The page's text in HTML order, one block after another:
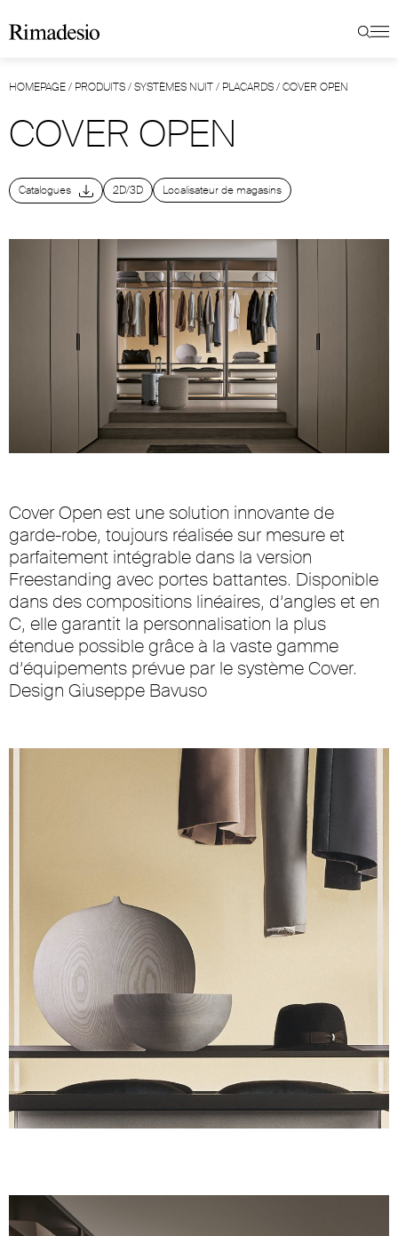
HOMEPAGE/ PRODUITS/SYSTÈMES NUIT/ PLACARDS/COVER OPEN
COVER OPEN
Catalogues 2D/3D Localisateur de magasins
Cover Open est une solution innovante de
garde-robe, toujours réalisée sur mesure et
parfaitement intégrable dans la version
Freestanding avec portes battantes. Disponible
dans des compositions linéaires, d’angles et en
C, elle garantit la personnalisation la plus
étendue possible grâce à la vaste gamme
d’équipements prévue par le système Cover.
Design Giuseppe Bavuso